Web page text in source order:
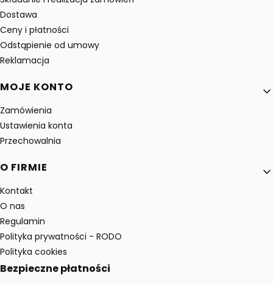
Dostawa
Ceny i płatności
Odstąpienie od umowy
Reklamacja
MOJE KONTO
Zamówienia
Ustawienia konta
Przechowalnia
O FIRMIE
Kontakt
O nas
Regulamin
Polityka prywatności - RODO
Polityka cookies
Bezpieczne płatności